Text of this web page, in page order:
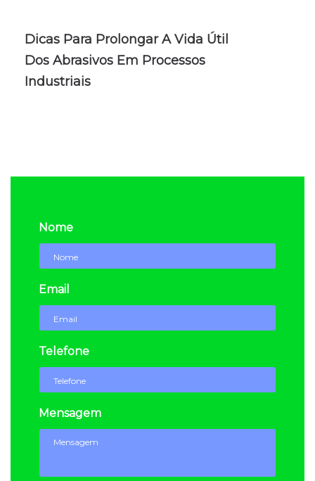
Dicas Para Prolongar A Vida Útil
Dos Abrasivos Em Processos
Industriais
Nome
Email
Telefone
Mensagem